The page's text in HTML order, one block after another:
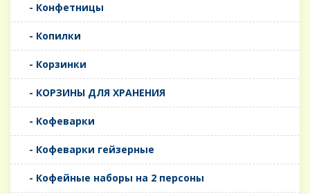
- Конфетницы
- Копилки
- Корзинки
- КОРЗИНЫ ДЛЯ ХРАНЕНИЯ
- Кофеварки
- Кофеварки гейзерные
- Кофейные наборы на 2 персоны